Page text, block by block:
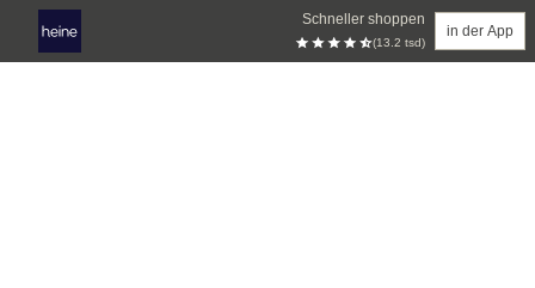
Schneller shoppen
(13.2 tsd)
in der App